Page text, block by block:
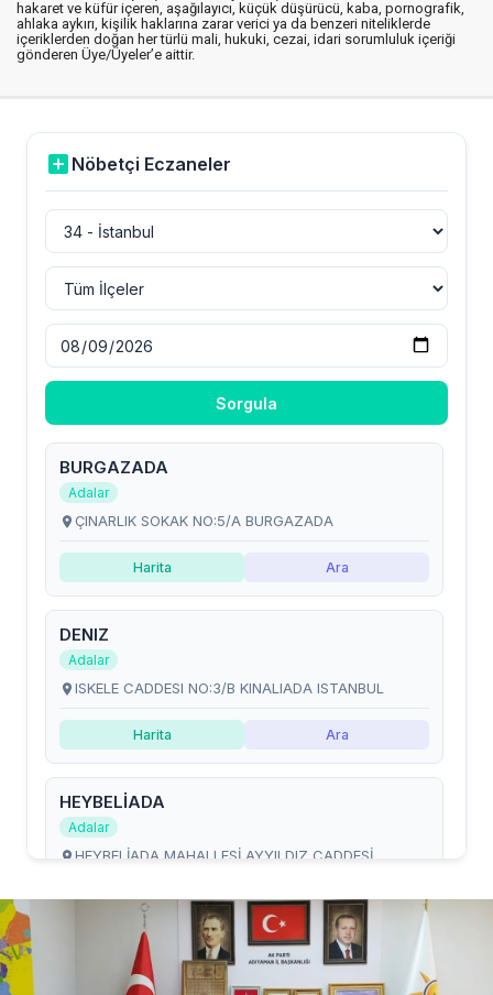
hakaret ve küfür içeren, aşağılayıcı, küçük düşürücü, kaba, pornografik,
ahlaka aykırı, kişilik haklarına zarar verici ya da benzeri niteliklerde
içeriklerden doğan her türlü mali, hukuki, cezai, idari sorumluluk içeriği
gönderen Üye/Üyeler’e aittir.